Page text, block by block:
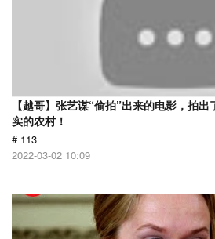
【越哥】张艺谋“偷拍”出来的电影，拍
实的农村！
# 113
2022-03-02 10:09